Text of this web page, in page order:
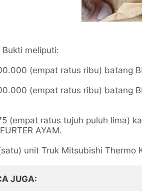
Bukti meliputi:
(empat ratus ribu) batang
(empat ratus ribu) batang
(empat ratus tujuh puluh lima)
AYAM.
unit Truk Mitsubishi Thermo
JUGA